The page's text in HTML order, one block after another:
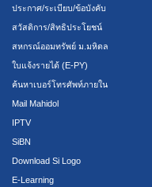
ประกาศ/ระเบียบ/ข้อบังคับ
สวัสดิการ/สิทธิประโยชน์
สหกรณ์ออมทรัพย์ ม.มหิดล
ใบแจ้งรายได้ (E-PY)
ค้นหาเบอร์โทรศัพท์ภายใน
Mail Mahidol
IPTV
SiBN
Download Si Logo
E-Learning